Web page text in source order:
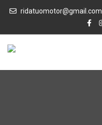
ridatuomotor@gmail.com